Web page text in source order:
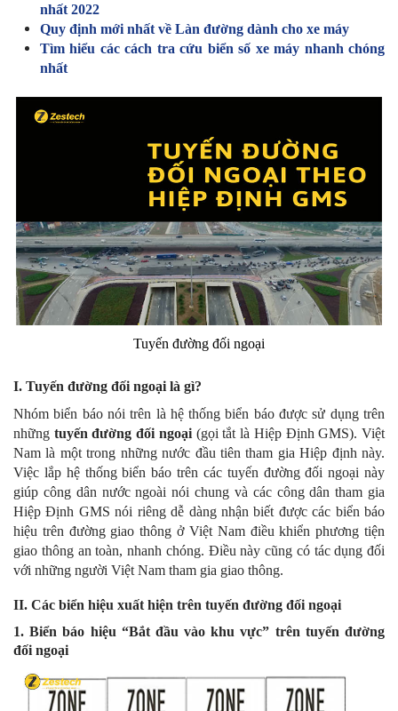
nhất 2022
Quy định mới nhất về Làn đường dành cho xe máy
Tìm hiểu các cách tra cứu biển số xe máy nhanh chóng
nhất
Tuyến đường đối ngoại
I. Tuyến đường đối ngoại là gì?
Nhóm biển báo nói trên là hệ thống biển báo được sử dụng trên
những tuyến đường đối ngoại(gọi tắt là Hiệp Định GMS). Việt
Nam là một trong những nước đầu tiên tham gia Hiệp định này.
Việc lắp hệ thống biển báo trên các tuyến đường đối ngoại này
giúp công dân nước ngoài nói chung và các công dân tham gia
Hiệp Định GMS nói riêng dễ dàng nhận biết được các biển báo
hiệu trên đường giao thông ở Việt Nam điều khiển phương tiện
giao thông an toàn, nhanh chóng. Điều này cũng có tác dụng đối
với những người Việt Nam tham gia giao thông.
II. Các biển hiệu xuất hiện trên tuyến đường đối ngoại
1. Biển báo hiệu “Bắt đầu vào khu vực” trên tuyến đường
đối ngoại